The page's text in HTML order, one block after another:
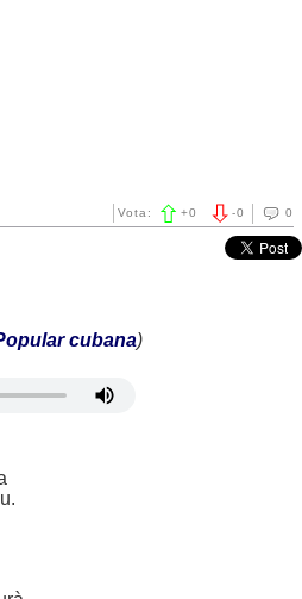
0
-0
Vota: +0
cubana)